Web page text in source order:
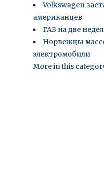
Volkswagen
американцев
ГАЗ на две
Норвежцы
электромобили
More in this